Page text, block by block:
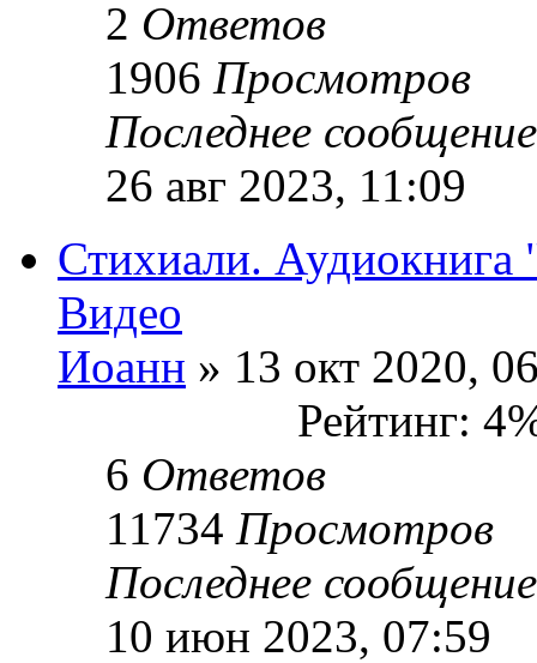
2 Ответов
1906 Просмотров
Последнее
26 авг 2023, 11:09
Стихиали. Аудиокнига
Видео
Иоанн » 13 окт 2020,
Рейтинг:
6 Ответов
11734 Просмотров
Последнее
10 июн 2023, 07:59